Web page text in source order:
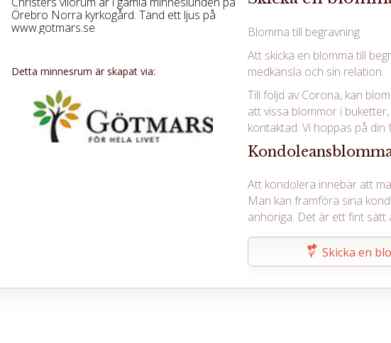
Örebro Norra kyrkogård. Tänd ett ljus på
www.gotmars.se
Detta minnesrum är skapat via:
Blomma till begravning
Att skicka en blomma till
medkänsla och sin relation.
Till följd av Corona, kan
att vissa blommor i
kontaktad. Vi hoppas på
Att kondolera innebär att
Man kan framföra sina
anhöriga. Det är ett fint sätt
Skicka en